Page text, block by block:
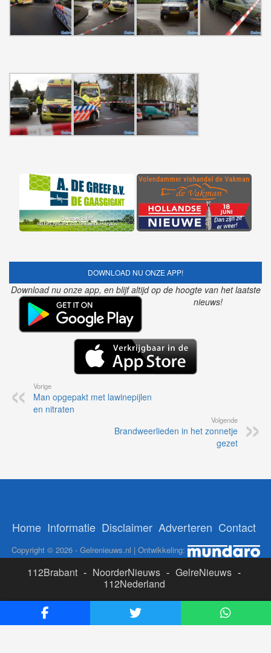
DOWNLOAD NU ONZE APP!
Download nu onze app, en blijf altijd op de hoogte van het laatste
nieuws!
Vorige
Man opgepakt met lawinepijlen
en nitraten
Volgende
Brandweerlieden in het zonnetje
gezet
Home Informatie Disclaimer Adverteren Contact
Copyright © 2026 - Gelrenieuws.nl | Ontwikkeling:
112Brabant - NoorderNieuws - GelreNieuws -
112Nederland
ADS:
Likesbet Casino-OnlineCasinoReports.nl-